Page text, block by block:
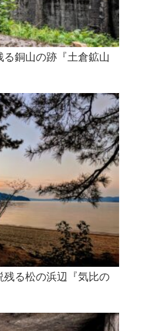
銅山の跡『土倉鉱山
る松の浜辺『気比の